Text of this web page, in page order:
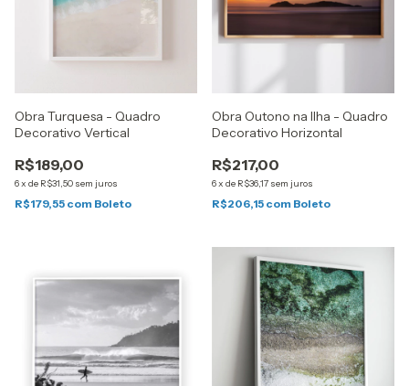
Obra Turquesa - Quadro
Decorativo Vertical
R$189,00
6x de R$31,50 sem juros
R$179,55 com Boleto
Obra Outono na Ilha - Quadro
Decorativo Horizontal
R$217,00
6x de R$36,17 sem juros
R$206,15 com Boleto